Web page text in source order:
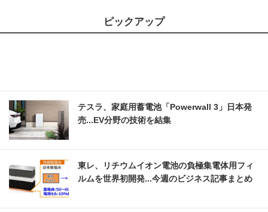
ピックアップ
テスラ、家庭用蓄電池「Powerwall 3」日本発
売...EV分野の技術を結集
東レ、リチウムイオン電池の負極集電体用フィ
ルムを世界初開発...今週のビジネス記事まとめ